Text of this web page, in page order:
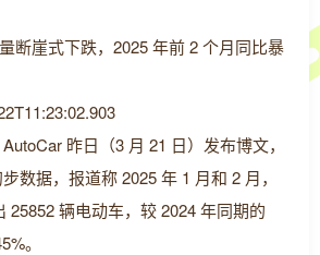
断崖式下跌，2025 年前 2 个月同比暴
昨日（3 月 21 日）发布博文，
数据，报道称 2025 年 1 月和 2 月，
25852 辆电动车，较 2024 年同期的
。